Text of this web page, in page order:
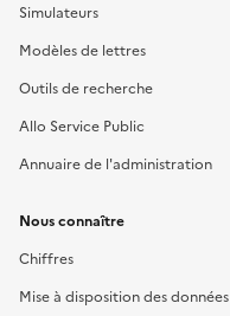
Simulateurs
Modèles de lettres
Outils de recherche
Allo Service Public
Annuaire de l'administration
Nous connaître
Chiffres
Mise à disposition des données